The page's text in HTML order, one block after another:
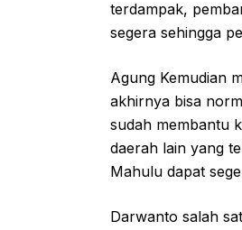
terdampak,
segera sehingga
Agung Kemudian
akhirnya bisa
sudah membantu
daerah lain yang
Mahulu dapat
Darwanto salah